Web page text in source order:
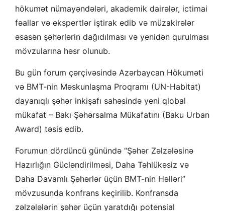
hökumət nümayəndələri, akademik dairələr, ictimai
fəallar və ekspertlər iştirak edib və müzakirələr
əsasən şəhərlərin dağıdılması və yenidən qurulması
mövzularına həsr olunub.
Bu gün forum çərçivəsində Azərbaycan Hökuməti
və BMT-nin Məskunlaşma Proqramı (UN-Habitat)
dayanıqlı şəhər inkişafı sahəsində yeni qlobal
mükafat – Bakı Şəhərsalma Mükafatını (Baku Urban
Award) təsis edib.
Forumun dördüncü günündə “Şəhər Zəlzələsinə
Hazırlığın Gücləndirilməsi, Daha Təhlükəsiz və
Daha Davamlı Şəhərlər üçün BMT-nin Həlləri”
mövzusunda konfrans keçirilib. Konfransda
zəlzələlərin şəhər üçün yaratdığı potensial